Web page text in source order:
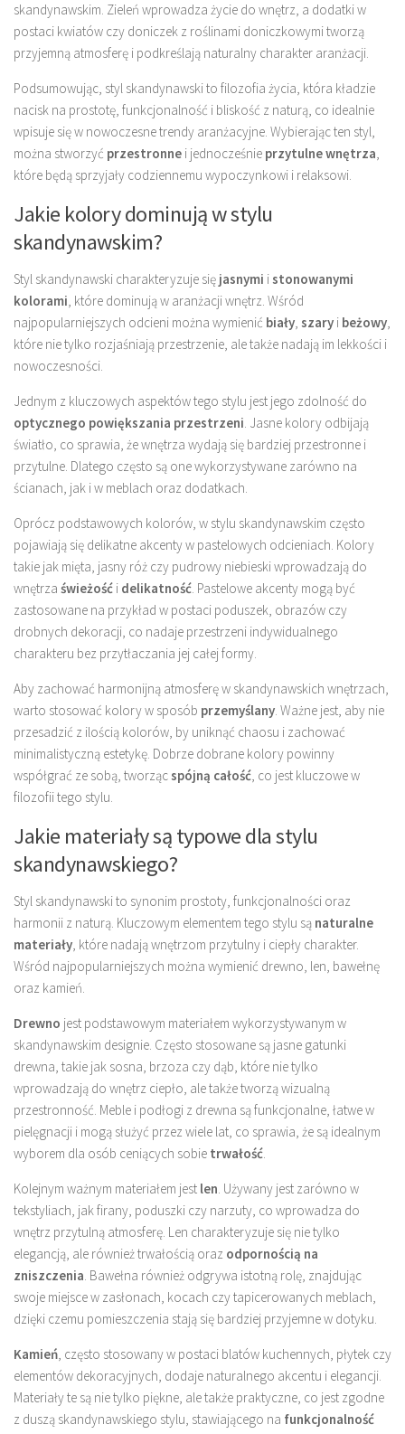
skandynawskim. Zieleń wprowadza życie do wnętrz, a dodatki w
postaci kwiatów czy doniczek z roślinami doniczkowymi tworzą
przyjemną atmosferę i podkreślają naturalny charakter aranżacji.
Podsumowując, styl skandynawski to filozofia życia, która kładzie
nacisk na prostotę, funkcjonalność i bliskość z naturą, co idealnie
wpisuje się w nowoczesne trendy aranżacyjne. Wybierając ten styl,
można stworzyć przestronne i jednocześnie przytulne wnętrza,
które będą sprzyjały codziennemu wypoczynkowi i relaksowi.
Jakie kolory dominują w stylu
skandynawskim?
Styl skandynawski charakteryzuje się jasnymi istonowanymi
kolorami, które dominują w aranżacji wnętrz. Wśród
najpopularniejszych odcieni można wymienić biały, szary i beżowy,
które nie tylko rozjaśniają przestrzenie, ale także nadają im lekkości i
nowoczesności.
Jednym z kluczowych aspektów tego stylu jest jego zdolność do
optycznego powiększania przestrzeni. Jasne kolory odbijają
światło, co sprawia, że wnętrza wydają się bardziej przestronne i
przytulne. Dlatego często są one wykorzystywane zarówno na
ścianach, jak i w meblach oraz dodatkach.
Oprócz podstawowych kolorów, w stylu skandynawskim często
pojawiają się delikatne akcenty w pastelowych odcieniach. Kolory
takie jak mięta, jasny róż czy pudrowy niebieski wprowadzają do
wnętrza świeżość i delikatność. Pastelowe akcenty mogą być
zastosowane na przykład w postaci poduszek, obrazów czy
drobnych dekoracji, co nadaje przestrzeni indywidualnego
charakteru bez przytłaczania jej całej formy.
Aby zachować harmonijną atmosferę w skandynawskich wnętrzach,
warto stosować kolory w sposób przemyślany. Ważne jest, aby nie
przesadzić z ilością kolorów, by uniknąć chaosu i zachować
minimalistyczną estetykę. Dobrze dobrane kolory powinny
współgrać ze sobą, tworzącspójną całość, co jest kluczowe w
filozofii tego stylu.
Jakie materiały są typowe dla stylu
skandynawskiego?
Styl skandynawski to synonim prostoty, funkcjonalności oraz
harmonii z naturą. Kluczowym elementem tego stylu są naturalne
materiały, które nadają wnętrzom przytulny i ciepły charakter.
Wśród najpopularniejszych można wymienić drewno, len, bawełnę
oraz kamień.
Drewno jest podstawowym materiałem wykorzystywanym w
skandynawskim designie. Często stosowane są jasne gatunki
drewna, takie jak sosna, brzoza czy dąb, które nie tylko
wprowadzają do wnętrz ciepło, ale także tworzą wizualną
przestronność. Meble i podłogi z drewna są funkcjonalne, łatwe w
pielęgnacji i mogą służyć przez wiele lat, co sprawia, że są idealnym
wyborem dla osób ceniących sobie trwałość.
Kolejnym ważnym materiałem jest len. Używany jest zarówno w
tekstyliach, jak firany, poduszki czy narzuty, co wprowadza do
wnętrz przytulną atmosferę. Len charakteryzuje się nie tylko
elegancją, ale również trwałością oraz odpornością na
zniszczenia. Bawełna również odgrywa istotną rolę, znajdując
swoje miejsce w zasłonach, kocach czy tapicerowanych meblach,
dzięki czemu pomieszczenia stają się bardziej przyjemne w dotyku.
Kamień, często stosowany w postaci blatów kuchennych, płytek czy
elementów dekoracyjnych, dodaje naturalnego akcentu i elegancji.
Materiały te są nie tylko piękne, ale także praktyczne, co jest zgodne
z duszą skandynawskiego stylu, stawiającego na funkcjonalność